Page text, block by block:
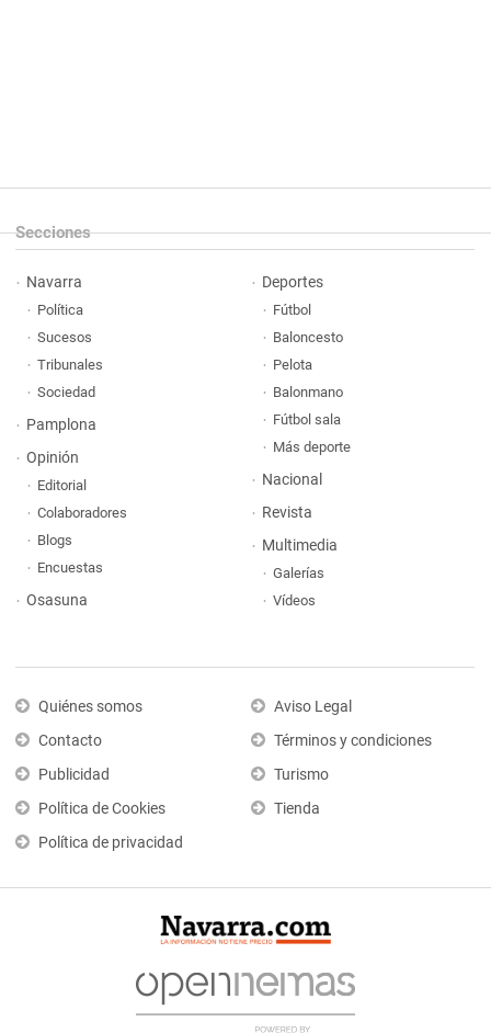
Secciones
Navarra
Política
Sucesos
Tribunales
Sociedad
Pamplona
Opinión
Editorial
Colaboradores
Blogs
Encuestas
Osasuna
Deportes
Fútbol
Baloncesto
Pelota
Balonmano
Fútbol sala
Más deporte
Nacional
Revista
Multimedia
Galerías
Vídeos
Quiénes somos
Contacto
Publicidad
Política de Cookies
Política de privacidad
Aviso Legal
Términos y condiciones
Turismo
Tienda